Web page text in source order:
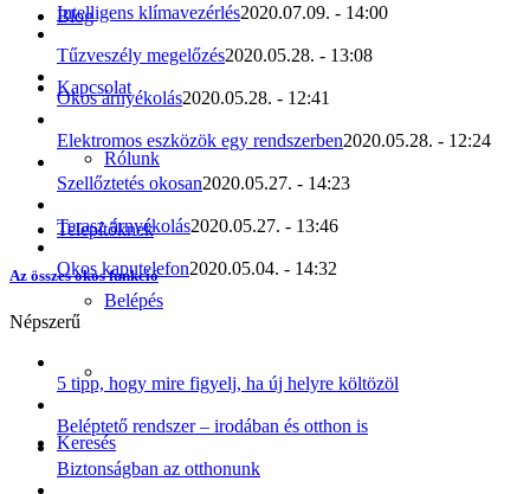
Blog
Kapcsolat
Rólunk
Telepítőknek
Belépés
Keresés
Intelligens klímavezérlés2020.07.09. - 14:00
Tűzveszély megelőzés2020.05.28. - 13:08
Okos árnyékolás2020.05.28. - 12:41
Elektromos eszközök egy rendszerben2020.05.28. - 12:24
Szellőztetés okosan2020.05.27. - 14:23
Terasz árnyékolás2020.05.27. - 13:46
Okos kaputelefon2020.05.04. - 14:32
Az összes okos funkció
Népszerű
5 tipp, hogy mire figyelj, ha új helyre költözöl
Beléptető rendszer – irodában és otthon is
Biztonságban az otthonunk